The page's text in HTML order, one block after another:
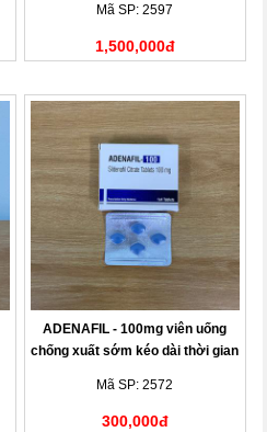
Mã SP: 2597
1,500,000đ
ADENAFIL - 100mg viên uống
chống xuất sớm kéo dài thời gian
Mã SP: 2572
300,000đ